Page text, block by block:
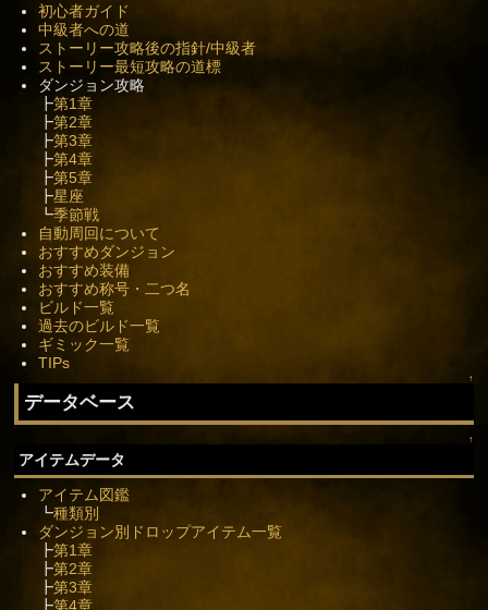
初心者ガイド
中級者への道
ストーリー攻略後の指針/中級者
ストーリー最短攻略の道標
ダンジョン攻略
┣第1章
┣第2章
┣第3章
┣第4章
┣第5章
┣星座
┗季節戦
自動周回について
おすすめダンジョン
おすすめ装備
おすすめ称号・二つ名
ビルド一覧
過去のビルド一覧
ギミック一覧
TIPs
↑
データベース
↑
アイテムデータ
アイテム図鑑
┗種類別
ダンジョン別ドロップアイテム一覧
┣第1章
┣第2章
┣第3章
┣第4章